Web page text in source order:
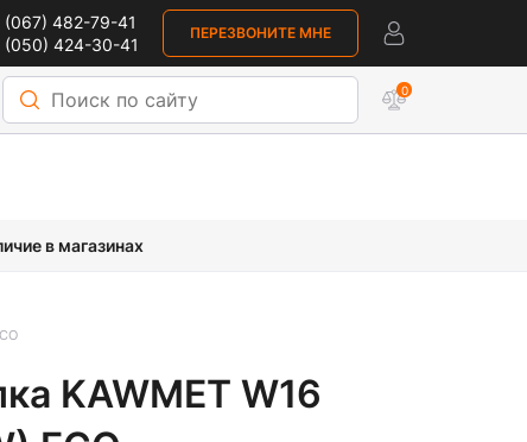
(067) 482-79-41
(050) 424-30-41
ПЕРЕЗВОНИТЕ МНЕ
0
в магазинах
KAWMET W16